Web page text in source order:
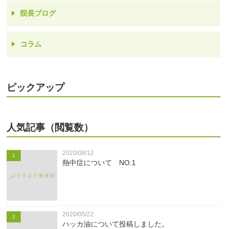
院長ブログ
コラム
ピックアップ
人気記事（閲覧数）
1 2020/08/12
熱中症について NO.1
2 2020/05/22
ハッカ油について投稿しました。